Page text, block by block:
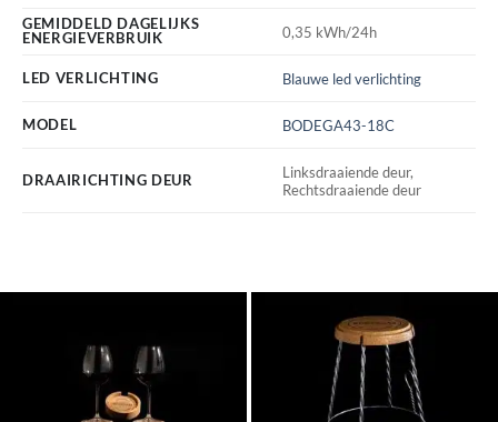
GEMIDDELD DAGELIJKS
ENERGIEVERBRUIK
0,35 kWh/24h
LED VERLICHTING Blauwe led verlichting
MODEL BODEGA43-18C
DRAAIRICHTING DEUR
Linksdraaiende deur,
Rechtsdraaiende deur